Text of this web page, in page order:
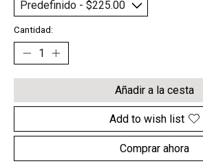
Cantidad:
Añadir a la cesta
Add to wish list
Comprar ahora